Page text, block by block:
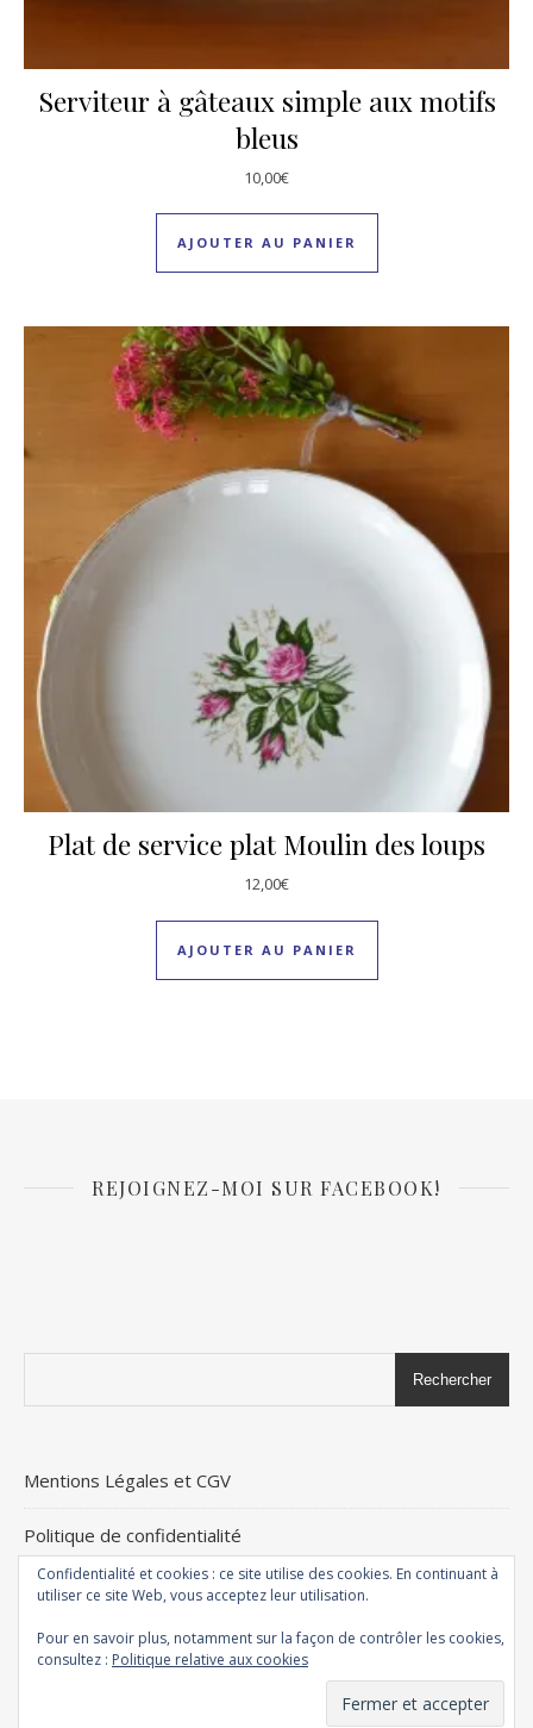
Serviteur à gâteaux simple aux motifs
bleus
10,00€
AJOUTER AU PANIER
Plat de service plat Moulin des loups
12,00€
AJOUTER AU PANIER
REJOIGNEZ-MOI SUR FACEBOOK!
Rechercher
Mentions Légales et CGV
Politique de confidentialité
+ d’infos
WP Royal.
Confidentialité et cookies : ce site utilise des cookies. En continuant à
utiliser ce site Web, vous acceptez leur utilisation.
Pour en savoir plus, notamment sur la façon de contrôler les cookies,
consultez : Politique relative aux cookies